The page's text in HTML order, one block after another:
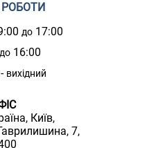
РОБОТИ
до 17:00
до16:00
вихідний
Київ,
7,